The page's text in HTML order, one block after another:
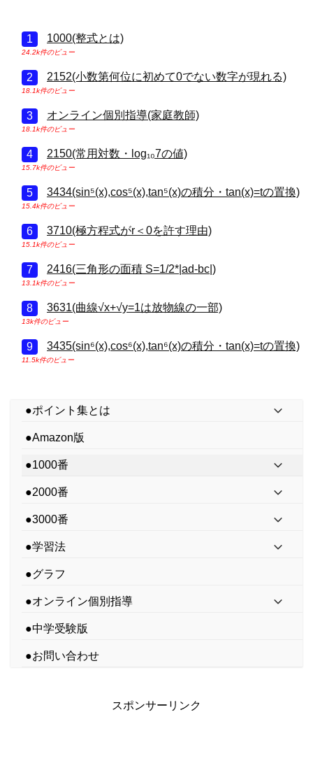
1000(整式とは)
24.2k件のビュー
2152(小数第何位に初めて0でない数字が現れる)
18.1k件のビュー
オンライン個別指導(家庭教師)
18.1k件のビュー
2150(常用対数・log₁₀7の値)
15.7k件のビュー
3434(sin⁵(x),cos⁵(x),tan⁵(x)の積分・tan(x)=tの置換)
15.4k件のビュー
3710(極方程式がr＜0を許す理由)
15.1k件のビュー
2416(三角形の面積 S=1/2*|ad-bc|)
13.1k件のビュー
3631(曲線√x+√y=1は放物線の一部)
13k件のビュー
3435(sin⁶(x),cos⁶(x),tan⁶(x)の積分・tan(x)=tの置換)
11.5k件のビュー
●ポイント集とは
●Amazon版
●1000番
●2000番
●3000番
●学習法
●グラフ
●オンライン個別指導
●中学受験版
●お問い合わせ
スポンサーリンク